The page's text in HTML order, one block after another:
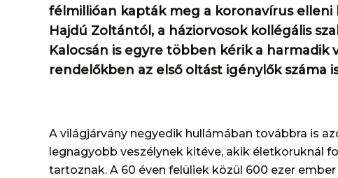
félmillióan kapták meg a koronavírus elleni
Hajdú Zoltántól, a háziorvosok kollégális
Kalocsán is egyre többen kérik a harmadik
rendelőkben az első oltást igénylők száma
A világjárvány negyedik hullámában továbbra is
legnagyobb veszélynek kitéve, akik életkoruknál
tartoznak. A 60 éven felüliek közül 600 ezer